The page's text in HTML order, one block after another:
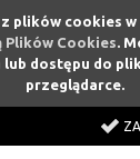
plików cookies w
Plików Cookies.
lub dostępu do
przeglądarce.